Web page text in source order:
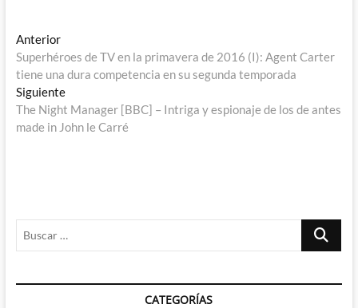
Navegación
de
entradas
AnteriorEntrada
anterior:
Superhéroes de TV en la primavera de 2016 (I): Agent Carter
tiene una dura competencia en su segunda temporada
SiguienteEntrada
siguiente:
The Night Manager [BBC] – Intriga y espionaje de los de antes
made in John le Carré
Buscar
CATEGORÍAS